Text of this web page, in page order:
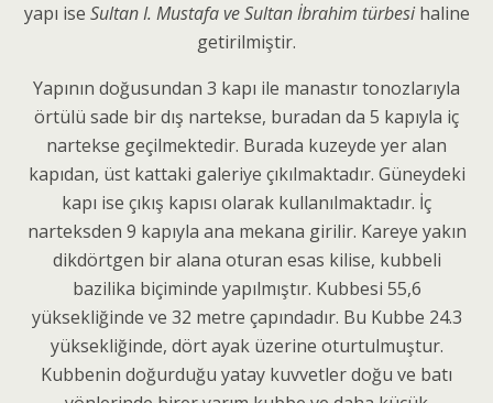
yapı ise Sultan I. Mustafa ve Sultan İbrahim türbesihaline
getirilmiştir.
Yapının doğusundan 3 kapı ile manastır tonozlarıyla
örtülü sade bir dış nartekse, buradan da 5 kapıyla iç
nartekse geçilmektedir. Burada kuzeyde yer alan
kapıdan, üst kattaki galeriye çıkılmaktadır. Güneydeki
kapı ise çıkış kapısı olarak kullanılmaktadır. İç
narteksden 9 kapıyla ana mekana girilir. Kareye yakın
dikdörtgen bir alana oturan esas kilise, kubbeli
bazilika biçiminde yapılmıştır. Kubbesi 55,6
yüksekliğinde ve 32 metre çapındadır. Bu Kubbe 24.3
yüksekliğinde, dört ayak üzerine oturtulmuştur.
Kubbenin doğurduğu yatay kuvvetler doğu ve batı